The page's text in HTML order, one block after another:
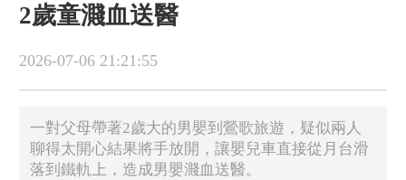
2歲童濺血送醫
2026-07-06 21:21:55
一對父母帶著2歲大的男嬰到鶯歌旅遊，疑似兩人
聊得太開心結果將手放開，讓嬰兒車直接從月台滑
落到鐵軌上，造成男嬰濺血送醫。